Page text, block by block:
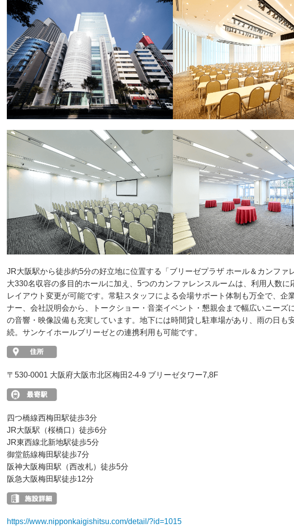
JR大阪駅から徒歩約5分の好立地に位置する「ブリーゼプラザ ホール＆カンファ
大330名収容の多目的ホールに加え、5つのカンファレンスルームは、利用人数に
レイアウト変更が可能です。常駐スタッフによる会場サポート体制も万全で、企
ナー、会社説明会から、トークショー・音楽イベント・懇親会まで幅広いニーズ
の音響・映像設備も充実しています。地下には時間貸し駐車場があり、雨の日も
続。サンケイホールブリーゼとの連携利用も可能です。
〒530-0001 大阪府大阪市北区梅田2-4-9 ブリーゼタワー7,8F
四つ橋線西梅田駅徒歩3分
JR大阪駅（桜橋口）徒歩6分
JR東西線北新地駅徒歩5分
御堂筋線梅田駅徒歩7分
阪神大阪梅田駅（西改札）徒歩5分
阪急大阪梅田駅徒歩12分
https://www.nipponkaigishitsu.com/detail/?id=1015